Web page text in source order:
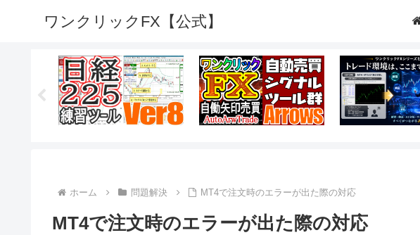
ワンクリックFX【公式】
ホーム 問題解決 MT4で注文時のエラーが出た際の対応
MT4で注文時のエラーが出た際の対応